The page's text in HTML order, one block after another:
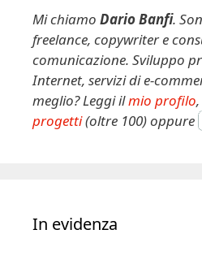
v
Mi chiamo Dario Banfi.
freelance, copywriter e
comunicazione. Sviluppo
Internet, servizi di e-
meglio? Leggi ilmio profilo
progetti(oltre 100) oppure
In evidenza